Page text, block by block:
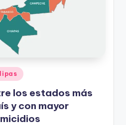
los estados más
y con mayor